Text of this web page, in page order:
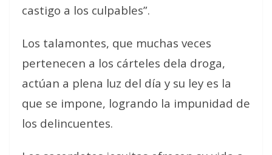
castigo a los culpables”.
Los talamontes, que muchas veces
pertenecen a los cárteles dela droga,
actúan a plena luz del día y su ley es la
que se impone, logrando la impunidad de
los delincuentes.